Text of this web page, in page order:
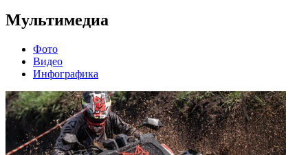
Мультимедиа
Фото
Видео
Инфографика